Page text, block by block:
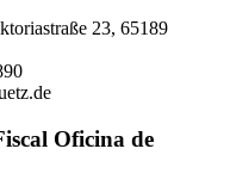
23, 65189
Oficina de